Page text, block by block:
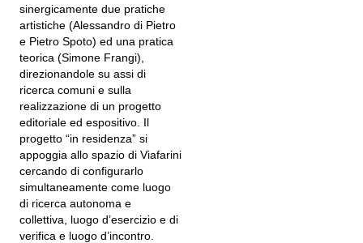
sinergicamente due pratiche
artistiche (Alessandro di Pietro
e Pietro Spoto) ed una pratica
teorica (Simone Frangi),
direzionandole su assi di
ricerca comuni e sulla
realizzazione di un progetto
editoriale ed espositivo. Il
progetto “in residenza” si
appoggia allo spazio di Viafarini
cercando di configurarlo
simultaneamente come luogo
di ricerca autonoma e
collettiva, luogo d’esercizio e di
verifica e luogo d’incontro.